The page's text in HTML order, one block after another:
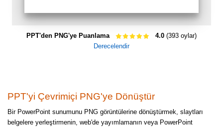
PPT'den PNG'ye Puanlama 4.0 (393 oylar)
Derecelendir
PPT'yi Çevrimiçi PNG'ye Dönüştür
Bir PowerPoint sunumunu PNG görüntülerine dönüştürmek, slaytları
belgelere yerleştirmenin, web'de yayımlamanın veya PowerPoint